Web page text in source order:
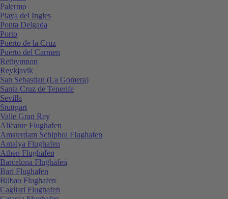
Palermo
Playa del Ingles
Ponta Delgada
Porto
Puerto de la Cruz
Puerto del Carmen
Rethymnon
Reykjavik
San Sebastian (La Gomera)
Santa Cruz de Tenerife
Sevilla
Stuttgart
Valle Gran Rey
Alicante Flughafen
Amsterdam Schiphol Flughafen
Antalya Flughafen
Athen Flughafen
Barcelona Flughafen
Bari Flughafen
Bilbao Flughafen
Cagliari Flughafen